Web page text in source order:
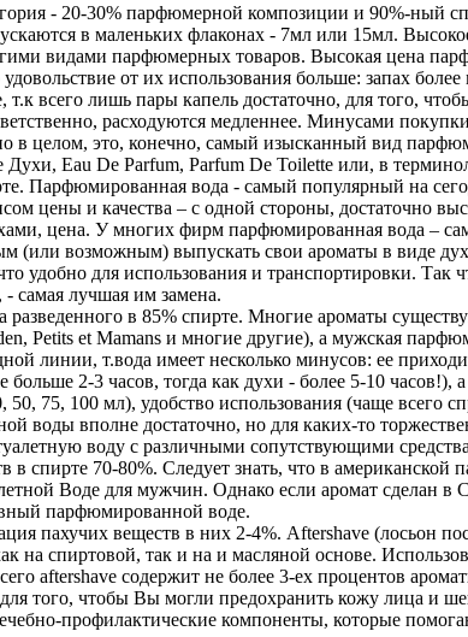
- 20-30% парфюмерной композиции и 90%-ный
в маленьких флаконах - 7мл или 15мл.
видами парфюмерных товаров. Высокая цена
от их использования больше: запах
всего лишь пары капель достаточно, для того,
расходуются медленнее. Минусами
в целом, это, конечно, самый изысканный вид
Eau De Parfum, Parfum De Toilette или, в
Парфюмированная вода - самый популярный на
цены и качества – с одной стороны, достаточно
цена. У многих фирм парфюмированная вода –
(или возможным) выпускать свои ароматы в виде
удобно для использования и транспортировки. Так
самая лучшая им замена.
в 85% спирте. Многие ароматы
Petits et Mamans и многие другие), а мужская
линии, т.вода имеет несколько минусов: ее
больше 2-3 часов, тогда как духи - более 5-10
75, 100 мл), удобство использования (чаще всего
воды вполне достаточно, но для каких-то
воду с различными сопутствующими
70-80%. Следует знать, что в американской
Воде для мужчин. Однако если аромат сделан
парфюмированной воде.
пахучих веществ в них 2-4%. Aftershave (лосьон
на спиртовой, так и на и масляной основе.
aftershave содержит не более 3-ех процентов
того, чтобы Вы могли предохранить кожу лица и
профилактические компоненты, которые